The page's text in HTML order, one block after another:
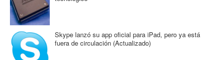
Skype lanzó su app oficial para iPad, pero ya está
fuera de circulación (Actualizado)